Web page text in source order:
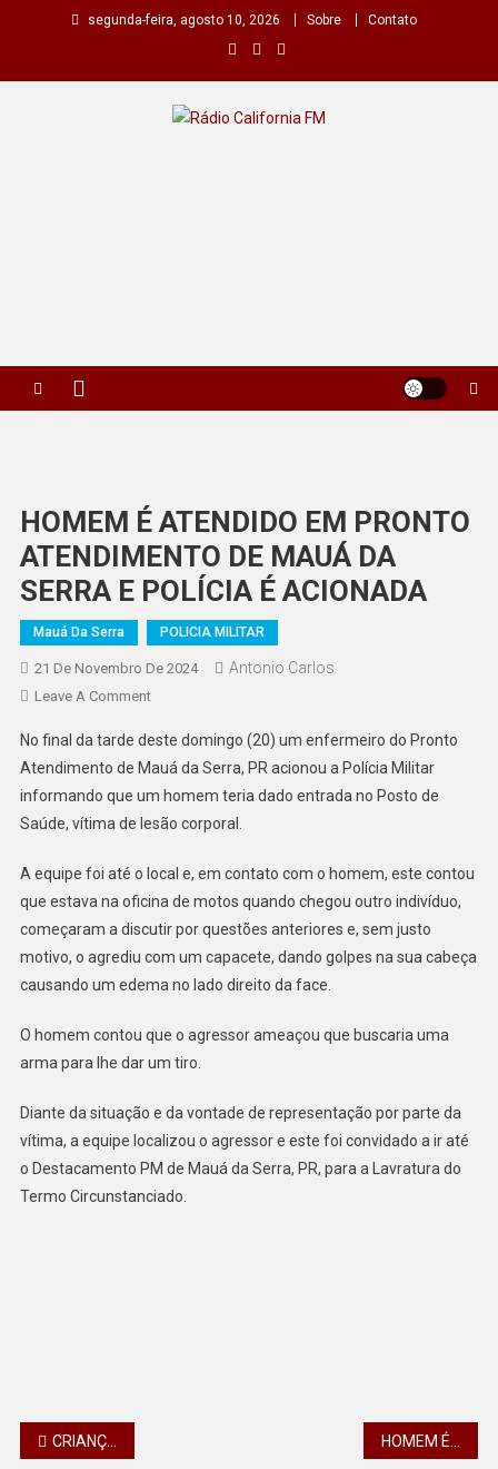
segunda-feira, agosto 10, 2026 Sobre Contato
HOMEM É ATENDIDO EM PRONTO
ATENDIMENTO DE MAUÁ DA
SERRA E POLÍCIA É ACIONADA
Mauá Da Serra POLICIA MILITAR
21 De Novembro De 2024 Antonio Carlos
Leave A CommentOn
É
ATENDIDO
EM
PRONTO
DE
MAUÁ
DA
SERRA
ACIONADA
No final da tarde deste domingo (20) um enfermeiro do Pronto
Atendimento de Mauá da Serra, PR acionou a Polícia Militar
informando que um homem teria dado entrada no Posto de
Saúde, vítima de lesão corporal.
A equipe foi até o local e, em contato com o homem, este contou
que estava na oficina de motos quando chegou outro indivíduo,
começaram a discutir por questões anteriores e, sem justo
motivo, o agrediu com um capacete, dando golpes na sua cabeça
causando um edema no lado direito da face.
O homem contou que o agressor ameaçou que buscaria uma
arma para lhe dar um tiro.
Diante da situação e da vontade de representação por parte da
vítima, a equipe localizou o agressor e este foi convidado a ir até
o Destacamento PM de Mauá da Serra, PR, para a Lavratura do
Termo Circunstanciado.
Navegação
CRIANÇA DE 5 ANOS É ENCONTRADA SOZINHA E PERDIDA EM RUA DE JANDAIA DO SUL, PR